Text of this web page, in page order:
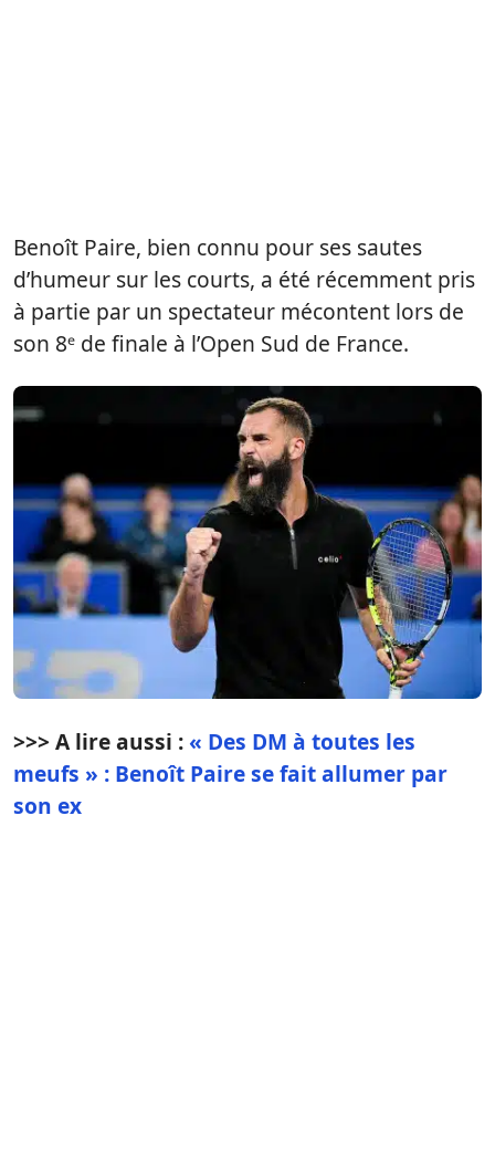
Benoît Paire, bien connu pour ses sautes
d’humeur sur les courts, a été récemment pris
à partie par un spectateur mécontent lors de
son 8ᵉ de finale à l’Open Sud de France.
>>> A lire aussi :« Des DM à toutes les
meufs » : Benoît Paire se fait allumer par
son ex